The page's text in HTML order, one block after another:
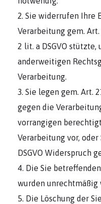
Sie widerrufen Ihre
Verarbeitung gem. Art.
2 lit. a DSGVO
anderweitigen
Verarbeitung.
Sie legen gem. Art.
gegen die
vorrangigen
Verarbeitung vor, oder
DSGVO Widerspruch
Die Sie
wurden unrechtmäßig
Die Löschung der